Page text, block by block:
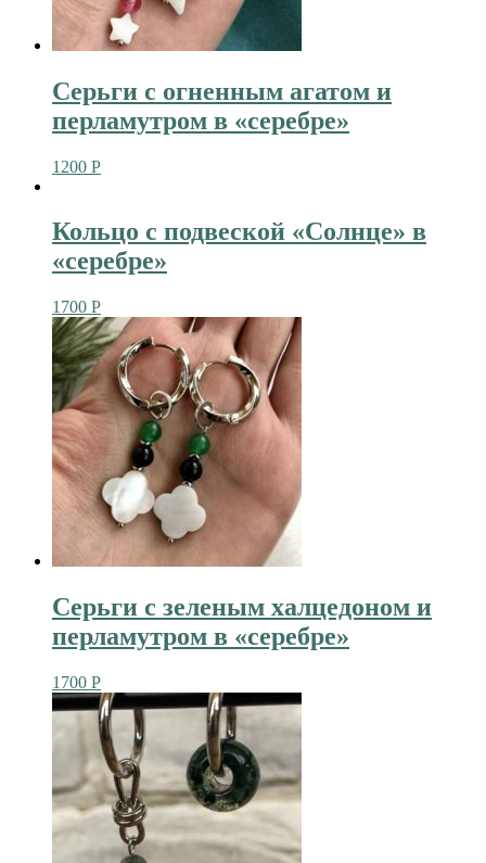
Серьги с огненным агатом и
перламутром в «серебре»
1200 Р
Кольцо с подвеской «Солнце» в
«серебре»
1700 Р
Серьги с зеленым халцедоном и
перламутром в «серебре»
1700 Р